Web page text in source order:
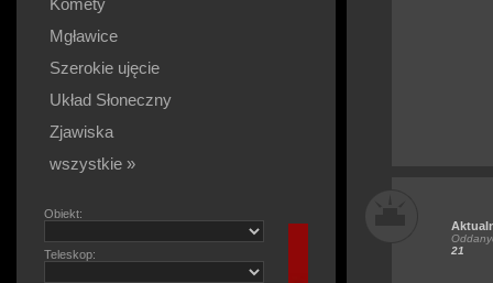
Komety
Mgławice
Szerokie ujęcie
Układ Słoneczny
Zjawiska
wszystkie »
Obiekt:
Teleskop:
21